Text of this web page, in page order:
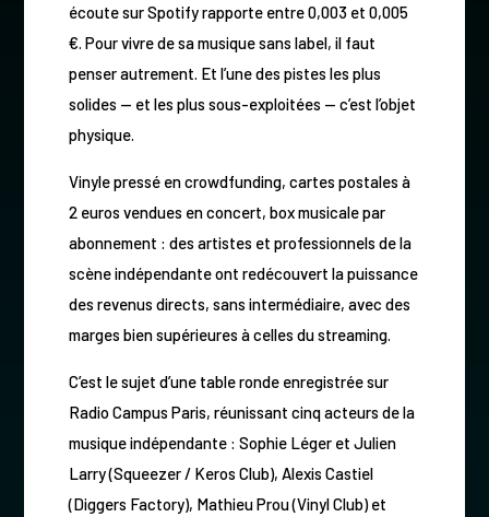
écoute sur Spotify rapporte entre 0,003 et 0,005
€. Pour vivre de sa musique sans label, il faut
penser autrement. Et l’une des pistes les plus
solides — et les plus sous-exploitées — c’est l’objet
physique.
Vinyle pressé en crowdfunding, cartes postales à
2 euros vendues en concert, box musicale par
abonnement : des artistes et professionnels de la
scène indépendante ont redécouvert la puissance
des revenus directs, sans intermédiaire, avec des
marges bien supérieures à celles du streaming.
C’est le sujet d’une table ronde enregistrée sur
Radio Campus Paris, réunissant cinq acteurs de la
musique indépendante : Sophie Léger et Julien
Larry (Squeezer / Keros Club), Alexis Castiel
(Diggers Factory), Mathieu Prou (Vinyl Club) et